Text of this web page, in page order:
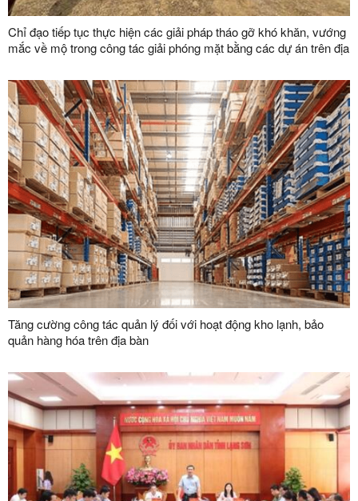
Chỉ đạo tiếp tục thực hiện các giải pháp tháo gỡ khó khăn, vướng
mắc về mộ trong công tác giải phóng mặt bằng các dự án trên địa
Tăng cường công tác quản lý đối với hoạt động kho lạnh, bảo
quản hàng hóa trên địa bàn